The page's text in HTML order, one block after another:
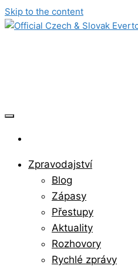
Skip to the content
Zpravodajství
Blog
Zápasy
Přestupy
Aktuality
Rozhovory
Rychlé zprávy